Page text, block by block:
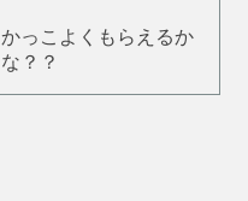
かっこよくもらえるか
な？？